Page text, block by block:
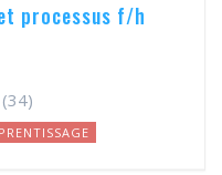
processus f/h